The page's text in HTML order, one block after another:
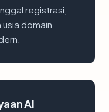
registrasi,
domain
AI